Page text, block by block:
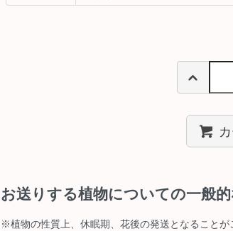
お送りする植物についての一般的
※植物の性質上、休眠期、花後の発送となること